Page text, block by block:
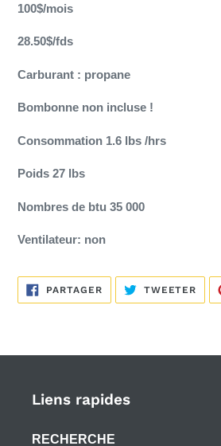
panier
100$/mois
28.50$/fds
Carburant : propane
Bombonne non incluse !
Consommation 1.6 lbs /hrs
Poids 27 lbs
Nombres de btu 35 000
Ventilateur: non
PARTAGERPARTAGER
FACEBOOK
TWEETER
Liens rapides
RECHERCHE